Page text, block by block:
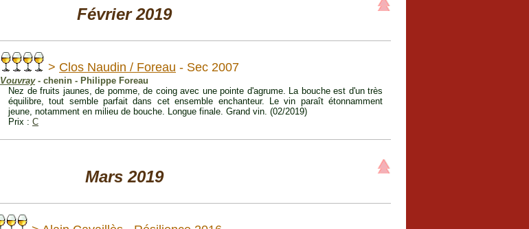
Février 2019
> Clos Naudin / Foreau - Sec 2007
Vouvray- chenin - Philippe Foreau
Nez de fruits jaunes, de pomme, de coing avec une pointe d'agrume. La bouche est d'un très
équilibre, tout semble parfait dans cet ensemble enchanteur. Le vin paraît étonnamment
jeune, notamment en milieu de bouche. Longue finale. Grand vin. (02/2019)
Prix : C
Mars 2019